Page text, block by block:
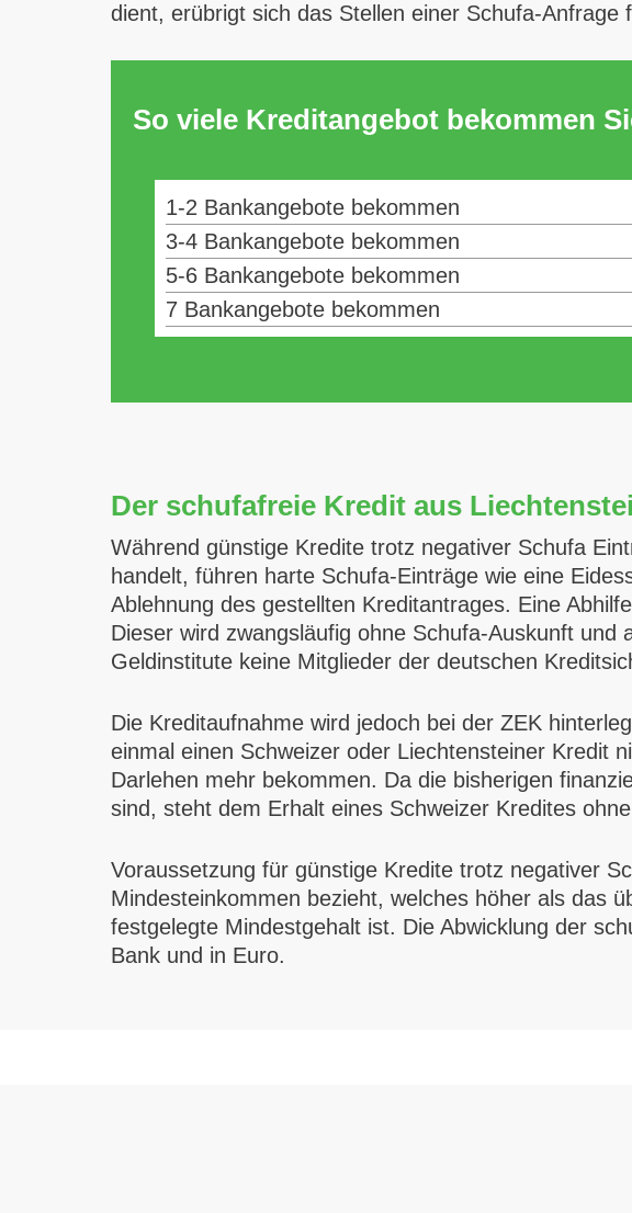
dient, erübrigt sich das Stellen einer Schufa-Anfrage
So viele Kreditangebot bekommen
1-2 Bankangebote bekommen
3-4 Bankangebote bekommen
5-6 Bankangebote bekommen
7 Bankangebote bekommen
Der schufafreie Kredit aus
Während günstige Kredite trotz negativer Schufa
handelt, führen harte Schufa-Einträge wie eine
Ablehnung des gestellten Kreditantrages. Eine
Dieser wird zwangsläufig ohne Schufa-Auskunft
Geldinstitute keine Mitglieder der deutschen
Die Kreditaufnahme wird jedoch bei der ZEK
einmal einen Schweizer oder Liechtensteiner Kredit
Darlehen mehr bekommen. Da die bisherigen
sind, steht dem Erhalt eines Schweizer Kredites
Voraussetzung für günstige Kredite trotz negativer
Mindesteinkommen bezieht, welches höher als das
festgelegte Mindestgehalt ist. Die Abwicklung der
Bank und in Euro.